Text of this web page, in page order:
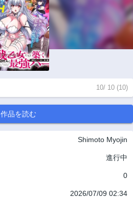
10/ 10 (10)
作品を読む
Shimoto Myojin
進行中
0
2026/07/09 02:34